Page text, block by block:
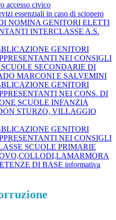
accesso civico
essenziali in caso di sciopero
NOMINA GENITORI ELETTI
INTERCLASSE A.S.
GENITORI
NEI CONSIGLI
SECONDARIE DI
MARCONI E SALVEMINI
GENITORI
NEI CONS. DI
SCUOLE INFANZIA
STURZO, VILLAGGIO
GENITORI
NEI CONSIGLI
SCUOLE PRIMARIE
DI BASE informativa